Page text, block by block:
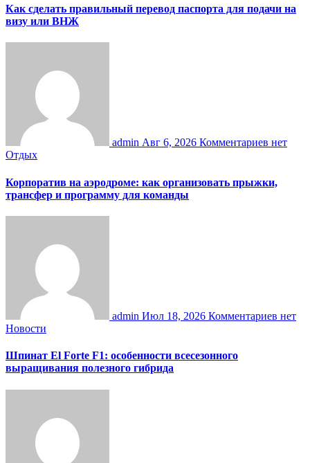
Как сделать правильный перевод паспорта для подачи на
визу или ВНЖ
admin Авг 6, 2026 Комментариев нет
Отдых
Корпоратив на аэродроме: как организовать прыжки,
трансфер и программу для команды
admin Июл 18, 2026 Комментариев нет
Новости
Шпинат El Forte F1: особенности всесезонного
выращивания полезного гибрида